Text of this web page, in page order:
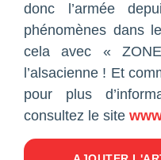
donc l’armée
phénomènes dans
cela avec «
l’alsacienne ! Et
pour plus
consultez le site